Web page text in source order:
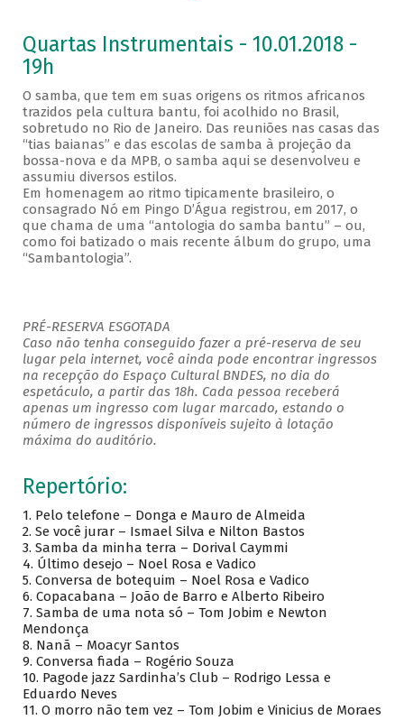
Quartas Instrumentais - 10.01.2018 -
19h
O samba, que tem em suas origens os ritmos africanos
trazidos pela cultura bantu, foi acolhido no Brasil,
sobretudo no Rio de Janeiro. Das reuniões nas casas das
“tias baianas” e das escolas de samba à projeção da
bossa-nova e da MPB, o samba aqui se desenvolveu e
assumiu diversos estilos.
Em homenagem ao ritmo tipicamente brasileiro, o
consagrado Nó em Pingo D’Água registrou, em 2017, o
que chama de uma “antologia do samba bantu” – ou,
como foi batizado o mais recente álbum do grupo, uma
“Sambantologia”.
PRÉ-RESERVA ESGOTADA
Caso não tenha conseguido fazer a pré-reserva de seu
lugar pela internet, você ainda pode encontrar ingressos
na recepção do Espaço Cultural BNDES, no dia do
espetáculo, a partir das 18h. Cada pessoa receberá
apenas um ingresso com lugar marcado, estando o
número de ingressos disponíveis sujeito à lotação
máxima do auditório.
Repertório:
1. Pelo telefone – Donga e Mauro de Almeida
2. Se você jurar – Ismael Silva e Nilton Bastos
3. Samba da minha terra – Dorival Caymmi
4. Último desejo – Noel Rosa e Vadico
5. Conversa de botequim – Noel Rosa e Vadico
6. Copacabana – João de Barro e Alberto Ribeiro
7. Samba de uma nota só – Tom Jobim e Newton
Mendonça
8. Nanã – Moacyr Santos
9. Conversa fiada – Rogério Souza
10. Pagode jazz Sardinha’s Club – Rodrigo Lessa e
Eduardo Neves
11. O morro não tem vez – Tom Jobim e Vinicius de Moraes